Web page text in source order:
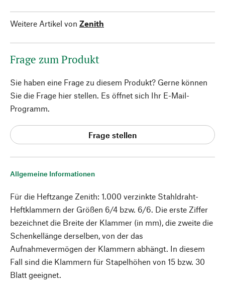
Allgemeine Informationen
Für die Heftzange Zenith: 1.000 verzinkte Stahldraht-
Heftklammern der Größen 6/4 bzw. 6/6. Die erste Ziffer
bezeichnet die Breite der Klammer (in mm), die zweite die
Schenkellänge derselben, von der das
Aufnahmevermögen der Klammern abhängt. In diesem
Fall sind die Klammern für Stapelhöhen von 15 bzw. 30
Blatt geeignet.
Weitere Artikel von Zenith
Frage zum Produkt
Sie haben eine Frage zu diesem Produkt? Gerne können
Sie die Frage hier stellen. Es öffnet sich Ihr E-Mail-
Programm.
Frage stellen